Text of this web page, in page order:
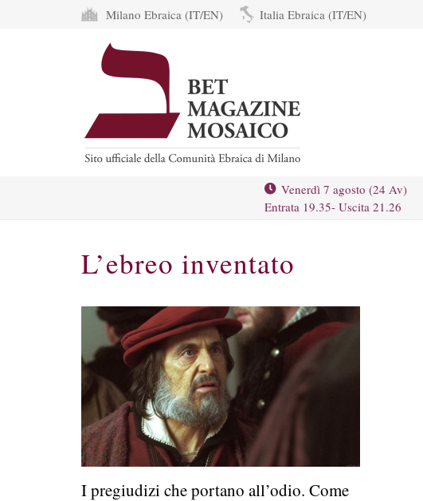
Milano Ebraica (IT/EN) Italia Ebraica (IT/EN)
Venerdì 7 agosto (24 Av)
Entrata 19.35- Uscita 21.26
L’ebreo inventato
I pregiudizi che portano all’odio. Come